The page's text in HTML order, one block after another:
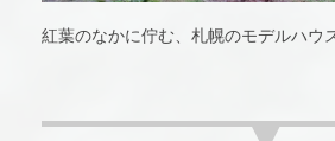
紅葉のなかに佇む、札幌のモデルハウス